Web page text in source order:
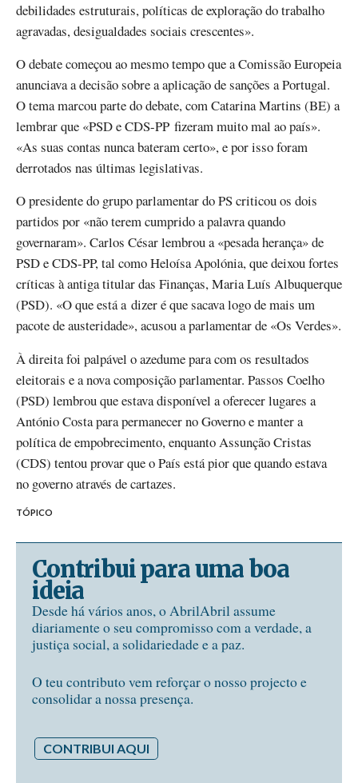
debilidades estruturais, políticas de exploração do trabalho
agravadas, desigualdades sociais crescentes».
O debate começou ao mesmo tempo que a Comissão Europeia
anunciava a decisão sobre a aplicação de sanções a Portugal.
O tema marcou parte do debate, com Catarina Martins (BE) a
lembrar que «PSD e CDS-PP fizeram muito mal ao país».
«As suas contas nunca bateram certo», e por isso foram
derrotados nas últimas legislativas.
O presidente do grupo parlamentar do PS criticou os dois
partidos por «não terem cumprido a palavra quando
governaram». Carlos César lembrou a «pesada herança» de
PSD e CDS-PP, tal como Heloísa Apolónia, que deixou fortes
críticas à antiga titular das Finanças, Maria Luís Albuquerque
(PSD). «O que está a dizer é que sacava logo de mais um
pacote de austeridade», acusou a parlamentar de «Os Verdes».
À direita foi palpável o azedume para com os resultados
eleitorais e a nova composição parlamentar. Passos Coelho
(PSD) lembrou que estava disponível a oferecer lugares a
António Costa para permanecer no Governo e manter a
política de empobrecimento, enquanto Assunção Cristas
(CDS) tentou provar que o País está pior que quando estava
no governo através de cartazes.
TÓPICO
Contribui para uma boa
ideia
Desde há vários anos, o AbrilAbril assume
diariamente o seu compromisso com a verdade, a
justiça social, a solidariedade e a paz.
O teu contributo vem reforçar o nosso projecto e
consolidar a nossa presença.
CONTRIBUI AQUI